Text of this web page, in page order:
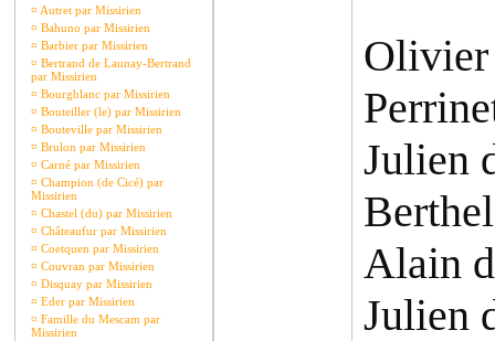
¤ Autret par Missirien
¤ Bahuno par Missirien
¤ Barbier par Missirien
¤ Bertrand de Launay-Bertrand
par Missirien
¤ Bourgblanc par Missirien
¤ Bouteiller (le) par Missirien
¤ Bouteville par Missirien
¤ Brulon par Missirien
¤ Carné par Missirien
¤ Champion (de Cicé) par
Missirien
¤ Chastel (du) par Missirien
¤ Châteaufur par Missirien
¤ Coetquen par Missirien
¤ Couvran par Missirien
¤ Disquay par Missirien
¤ Eder par Missirien
¤ Famille du Mescam par
Missirien
Olivier
Julien
Alain
Julien